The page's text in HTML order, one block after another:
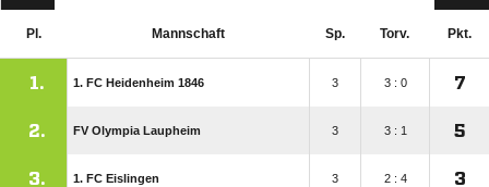
Pl. Mannschaft Sp. Torv. Pkt.
1. 1. FC Heidenheim 1846 3 3 : 0 7
2. FV Olympia Laupheim 3 3 : 1 5
3. 1. FC Eislingen 3 2 : 4 3